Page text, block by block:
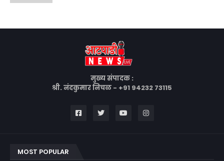
मुख्य संपादक :
श्री. नंदकुमार निचळ - +91 94232 73115
MOST POPULAR